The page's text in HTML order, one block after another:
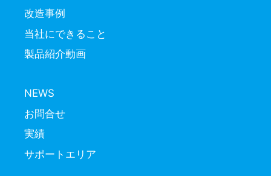
改造事例
当社にできること
製品紹介動画
NEWS
お問合せ
実績
サポートエリア